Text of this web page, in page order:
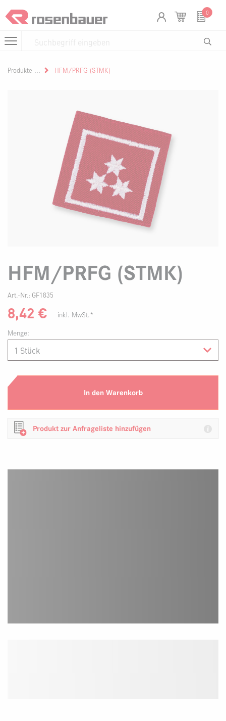
0
Produkte HFM/PRFG (STMK)
HFM/PRFG (STMK)
Art.-Nr.: GF1835
8,42 €
inkl. MwSt.*
Menge:
In den Warenkorb
Produkt zur Anfrageliste hinzufügen